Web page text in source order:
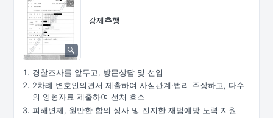
강제추행
경찰조사를 앞두고, 방문상담 및 선임
2차례 변호인의견서 제출하여 사실관계·법리 주장하고, 다수
의 양형자료 제출하여 선처 호소
피해변제, 원만한 합의 성사 및 진지한 재범예방 노력 지원